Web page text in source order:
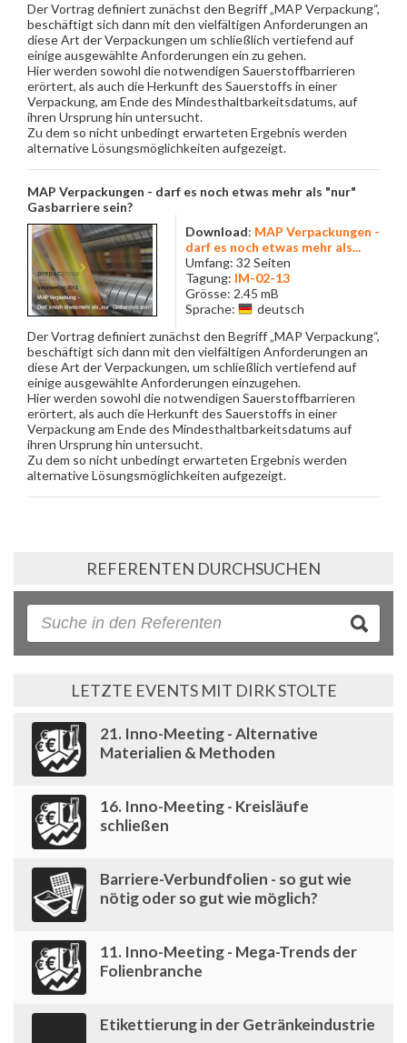
Der Vortrag definiert zunächst den Begriff „MAP Verpackung“,
beschäftigt sich dann mit den vielfältigen Anforderungen an
diese Art der Verpackungen um schließlich vertiefend auf
einige ausgewählte Anforderungen ein zu gehen.
Hier werden sowohl die notwendigen Sauerstoffbarrieren
erörtert, als auch die Herkunft des Sauerstoffs in einer
Verpackung, am Ende des Mindesthaltbarkeitsdatums, auf
ihren Ursprung hin untersucht.
Zu dem so nicht unbedingt erwarteten Ergebnis werden
alternative Lösungsmöglichkeiten aufgezeigt.
MAP Verpackungen - darf es noch etwas mehr als "nur"
Gasbarriere sein?
Download: MAP Verpackungen -
darf es noch etwas mehr als...
Umfang: 32 Seiten
Tagung: IM-02-13
Grösse: 2.45 mB
Sprache:
deutsch
Der Vortrag definiert zunächst den Begriff „MAP Verpackung“,
beschäftigt sich dann mit den vielfältigen Anforderungen an
diese Art der Verpackungen, um schließlich vertiefend auf
einige ausgewählte Anforderungen einzugehen.
Hier werden sowohl die notwendigen Sauerstoffbarrieren
erörtert, als auch die Herkunft des Sauerstoffs in einer
Verpackung am Ende des Mindesthaltbarkeitsdatums auf
ihren Ursprung hin untersucht.
Zu dem so nicht unbedingt erwarteten Ergebnis werden
alternative Lösungsmöglichkeiten aufgezeigt.
REFERENTEN DURCHSUCHEN
LETZTE EVENTS MIT DIRK STOLTE
21. Inno-Meeting - Alternative
Materialien & Methoden
16. Inno-Meeting - Kreisläufe
schließen
Barriere-Verbundfolien - so gut wie
nötig oder so gut wie möglich?
11. Inno-Meeting - Mega-Trends der
Folienbranche
Etikettierung in der Getränkeindustrie